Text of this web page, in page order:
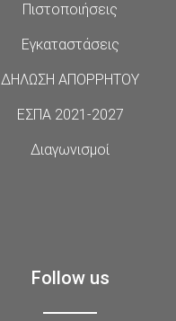
Πιστοποιήσεις
Εγκαταστάσεις
ΔΗΛΩΣΗ ΑΠΟΡΡΗΤΟΥ
ΕΣΠΑ 2021-2027
Διαγωνισμοί
Follow us